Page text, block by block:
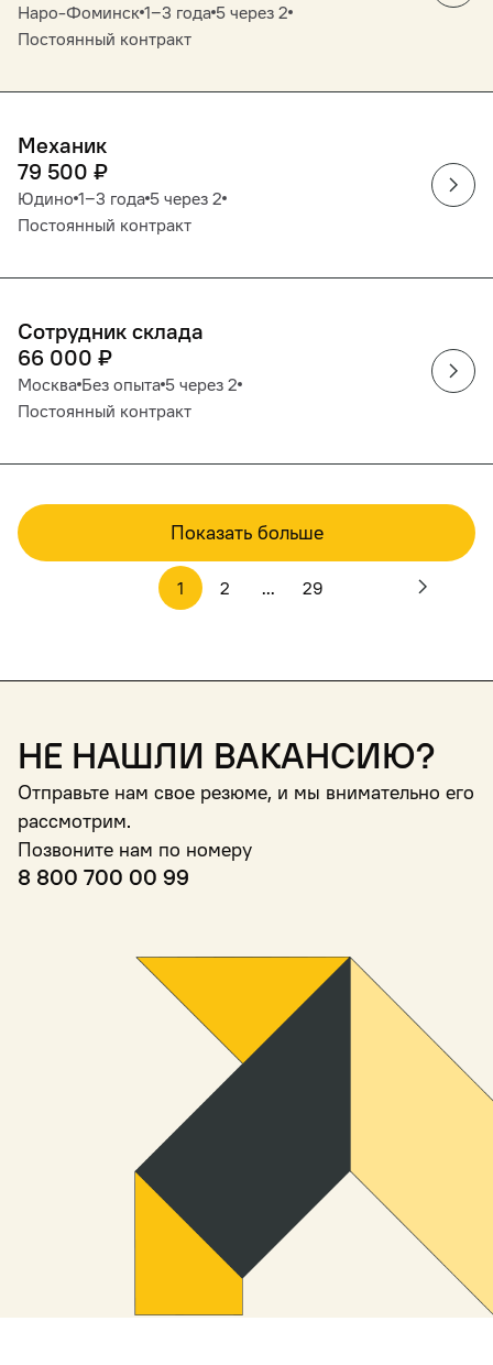
Наро-Фоминск 1‒3 года 5 через 2
Постоянный контракт
Механик
79 500 ₽
Юдино 1‒3 года 5 через 2
Постоянный контракт
Сотрудник склада
66 000 ₽
Москва Без опыта 5 через 2
Постоянный контракт
Показать больше
1 2 ... 29
Не нашли вакансию?
Отправьте нам свое резюме, и мы внимательно его
рассмотрим.
Позвоните нам по номеру
8 800 700 00 99